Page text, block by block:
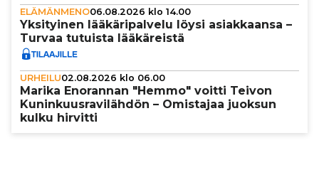
ELÄMÄNMENO06.08.2026 klo 14.00
Yksi­tyi­nen lää­kä­ri­pal­velu löysi asi­ak­kaansa –
Turvaa tutuista lää­kä­reistä
URHEILU02.08.2026 klo 06.00
Marika Enorannan "Hemmo" voitti Teivon
Kunin­kuus­ra­vi­läh­dön – Omistajaa juoksun
kulku hirvitti